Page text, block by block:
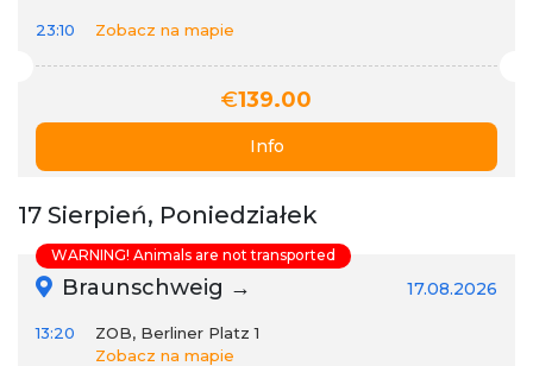
23:10 Zobacz na mapie
€139.00
Info
17 Sierpień, Poniedziałek
Braunschweig → 17.08.2026
13:20
ZOB, Berliner Platz 1
Zobacz na mapie
WARNING! Animals are not transported